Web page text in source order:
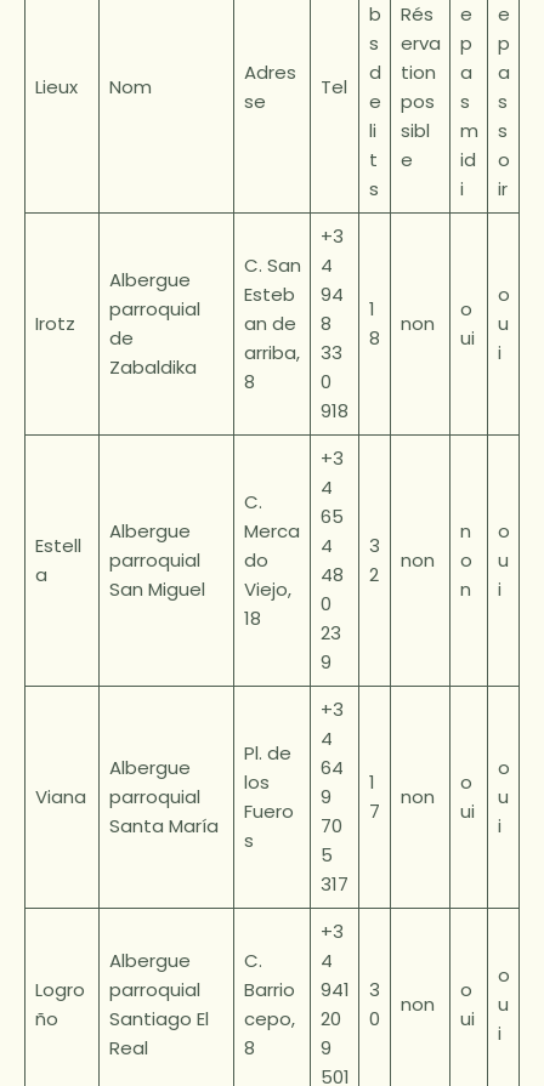
Lieux Nom
Adres
se
Tel
b
s
d
e
li
t
s
Rés
erva
tion
pos
sibl
e
e
p
a
s
m
id
i
e
p
a
s
s
o
ir
Irotz
Albergue
parroquial
de
Zabaldika
C. San
Esteb
an de
arriba,
8
+3
4
94
8
33
0
918
1
8
non
o
ui
o
u
i
Estell
a
Albergue
parroquial
San Miguel
C.
Merca
do
Viejo,
18
+3
4
65
4
48
0
23
9
3
2
non
n
o
n
o
u
i
Viana
Albergue
parroquial
Santa María
Pl. de
los
Fuero
s
+3
4
64
9
70
5
317
1
7
non
o
ui
o
u
i
Logro
ño
Albergue
parroquial
Santiago El
Real
C.
Barrio
cepo,
8
+3
4
941
20
9
501
3
0
non
o
ui
o
u
i